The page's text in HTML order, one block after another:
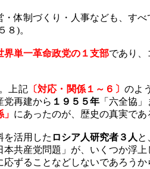
体制づくり・人事なども、すべ
８)。
界単一革命政党の１支部であり、
上記〔対応・関係１～６〕 のよ
党再建から １９５５年 「六全協
にあったのが、歴史の真実であ
活用した ロシア人研究者３人 と
共産党問題」が、いくつか浮
ずることなどしないであろう